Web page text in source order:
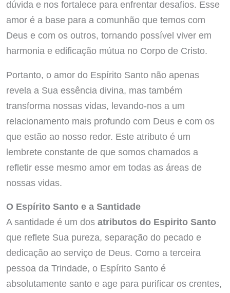
dúvida e nos fortalece para enfrentar desafios. Esse
amor é a base para a comunhão que temos com
Deus e com os outros, tornando possível viver em
harmonia e edificação mútua no Corpo de Cristo.
Portanto, o amor do Espírito Santo não apenas
revela a Sua essência divina, mas também
transforma nossas vidas, levando-nos a um
relacionamento mais profundo com Deus e com os
que estão ao nosso redor. Este atributo é um
lembrete constante de que somos chamados a
refletir esse mesmo amor em todas as áreas de
nossas vidas.
O Espírito Santo e a Santidade
A santidade é um dos atributos do Espirito Santo
que reflete Sua pureza, separação do pecado e
dedicação ao serviço de Deus. Como a terceira
pessoa da Trindade, o Espírito Santo é
absolutamente santo e age para purificar os crentes,